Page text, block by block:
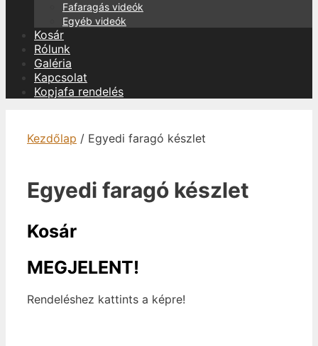
Fafaragás videók
Egyéb videók
Kosár
Rólunk
Galéria
Kapcsolat
Kopjafa rendelés
Kezdőlap / Egyedi faragó készlet
Egyedi faragó készlet
Kosár
MEGJELENT!
Rendeléshez kattints a képre!